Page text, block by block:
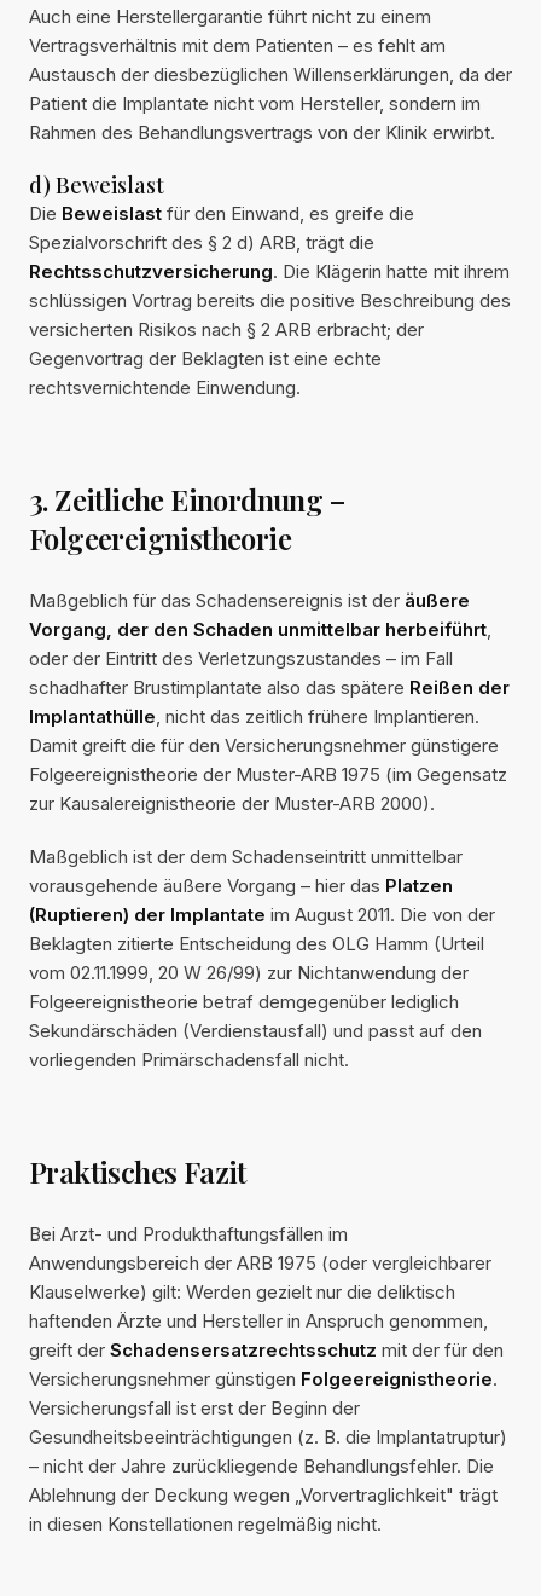
Auch eine Herstellergarantie führt nicht zu einem
Vertragsverhältnis mit dem Patienten – es fehlt am
Austausch der diesbezüglichen Willenserklärungen, da der
Patient die Implantate nicht vom Hersteller, sondern im
Rahmen des Behandlungsvertrags von der Klinik erwirbt.
d) Beweislast
Die Beweislast für den Einwand, es greife die
Spezialvorschrift des § 2 d) ARB, trägt die
Rechtsschutzversicherung. Die Klägerin hatte mit ihrem
schlüssigen Vortrag bereits die positive Beschreibung des
versicherten Risikos nach § 2 ARB erbracht; der
Gegenvortrag der Beklagten ist eine echte
rechtsvernichtende Einwendung.
3. Zeitliche Einordnung –
Folgeereignistheorie
Maßgeblich für das Schadensereignis ist der äußere
Vorgang, der den Schaden unmittelbar herbeiführt,
oder der Eintritt des Verletzungszustandes – im Fall
schadhafter Brustimplantate also das spätere Reißen der
Implantathülle, nicht das zeitlich frühere Implantieren.
Damit greift die für den Versicherungsnehmer günstigere
Folgeereignistheorie der Muster-ARB 1975 (im Gegensatz
zur Kausalereignistheorie der Muster-ARB 2000).
Maßgeblich ist der dem Schadenseintritt unmittelbar
vorausgehende äußere Vorgang – hier das Platzen
(Ruptieren) der Implantate im August 2011. Die von der
Beklagten zitierte Entscheidung des OLG Hamm (Urteil
vom 02.11.1999, 20 W 26/99) zur Nichtanwendung der
Folgeereignistheorie betraf demgegenüber lediglich
Sekundärschäden (Verdienstausfall) und passt auf den
vorliegenden Primärschadensfall nicht.
Praktisches Fazit
Bei Arzt- und Produkthaftungsfällen im
Anwendungsbereich der ARB 1975 (oder vergleichbarer
Klauselwerke) gilt: Werden gezielt nur die deliktisch
haftenden Ärzte und Hersteller in Anspruch genommen,
greift der Schadensersatzrechtsschutz mit der für den
Versicherungsnehmer günstigen Folgeereignistheorie.
Versicherungsfall ist erst der Beginn der
Gesundheitsbeeinträchtigungen (z. B. die Implantatruptur)
– nicht der Jahre zurückliegende Behandlungsfehler. Die
Ablehnung der Deckung wegen „Vorvertraglichkeit" trägt
in diesen Konstellationen regelmäßig nicht.